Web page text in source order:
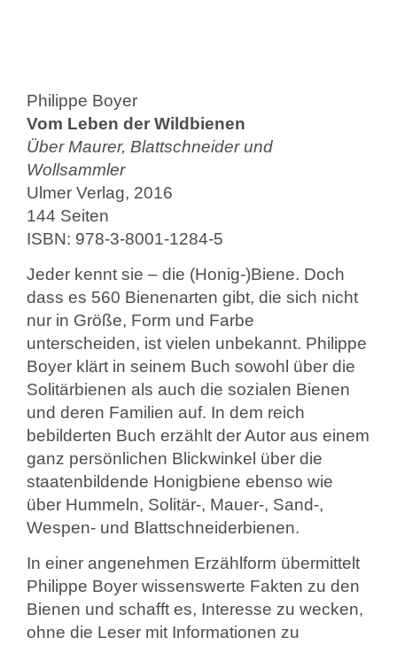
Philippe Boyer
Vom Leben der Wildbienen
Über Maurer, Blattschneider und
Wollsammler
Ulmer Verlag, 2016
144 Seiten
ISBN: 978-3-8001-1284-5
Jeder kennt sie – die (Honig-)Biene. Doch
dass es 560 Bienenarten gibt, die sich nicht
nur in Größe, Form und Farbe
unterscheiden, ist vielen unbekannt. Philippe
Boyer klärt in seinem Buch sowohl über die
Solitärbienen als auch die sozialen Bienen
und deren Familien auf. In dem reich
bebilderten Buch erzählt der Autor aus einem
ganz persönlichen Blickwinkel über die
staatenbildende Honigbiene ebenso wie
über Hummeln, Solitär-, Mauer-, Sand-,
Wespen- und Blattschneiderbienen.
In einer angenehmen Erzählform übermittelt
Philippe Boyer wissenswerte Fakten zu den
Bienen und schafft es, Interesse zu wecken,
ohne die Leser mit Informationen zu